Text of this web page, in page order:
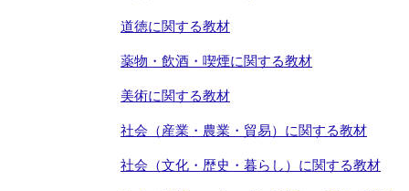
道徳に関する教材
薬物・飲酒・喫煙に関する教材
美術に関する教材
社会（産業・農業・貿易）に関する教材
社会（文化・歴史・暮らし）に関する教材